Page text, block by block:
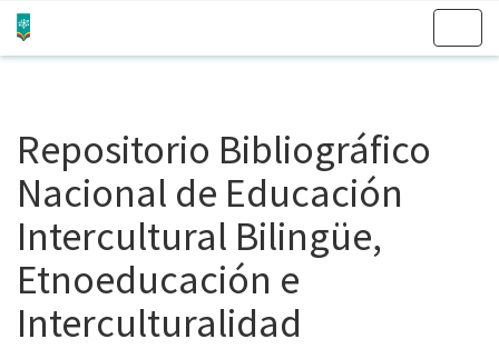
Repositorio Bibliográfico
Nacional de Educación
Intercultural Bilingüe,
Etnoeducación e
Interculturalidad